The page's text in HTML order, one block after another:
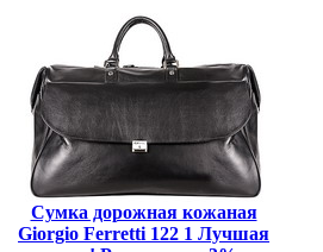
Сумка дорожная кожаная
Giorgio Ferretti 122 1 Лучшая